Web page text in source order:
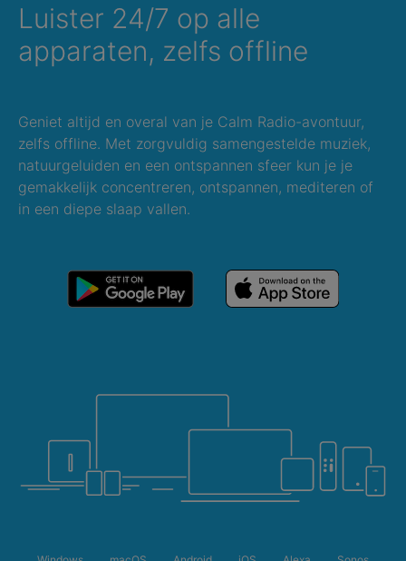
Luister 24/7 op alle
apparaten, zelfs offline
Geniet altijd en overal van je Calm Radio-avontuur,
zelfs offline. Met zorgvuldig samengestelde muziek,
natuurgeluiden en een ontspannen sfeer kun je je
gemakkelijk concentreren, ontspannen, mediteren of
in een diepe slaap vallen.